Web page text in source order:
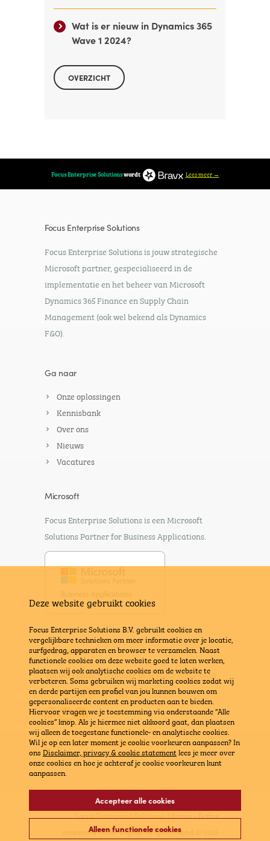
Wat is er nieuw in Dynamics 365
Wave 1 2024?
OVERZICHT
Focus Enterprise Solutionswordt Lees meer →
Focus Enterprise Solutions
Focus Enterprise Solutions is jouw strategische
Microsoft partner, gespecialiseerd in de
implementatie en het beheer van Microsoft
Dynamics 365 Finance en Supply Chain
Management (ook wel bekend als Dynamics
F&O).
Ga naar
Onze oplossingen
Kennisbank
Over ons
Nieuws
Vacatures
Microsoft
Focus Enterprise Solutions is een Microsoft
Solutions Partner for Business Applications.
Meer weten?
Vul het contactformulier inof stuur een e-mail
naarinfo@bravx.com
LinkedIn
YouTube
E-mail
SELF SERVICE PORTAL
Focus Enterprise Solutions | Bravx -Better
connected in the Digital Neighborhood
Deze website gebruikt cookies
Focus Enterprise Solutions B.V. gebruikt cookies en
vergelijkbare technieken om meer informatie over je locatie,
surfgedrag, apparaten en browser te verzamelen. Naast
functionele cookies om deze website goed te laten werken,
plaatsen wij ook analytische cookies om de website te
verbeteren. Soms gebruiken wij marketing cookies zodat wij
en derde partijen een profiel van jou kunnen bouwen om
gepersonaliseerde content en producten aan te bieden.
Hiervoor vragen we je toestemming via onderstaande “Alle
cookies” knop. Als je hiermee niet akkoord gaat, dan plaatsen
wij alleen de toegestane functionele- en analytische cookies.
Wil je op een later moment je cookie voorkeuren aanpassen? In
ons Disclaimer, privacy & cookie statementlees je meer over
onze cookies en hoe je achteraf je cookie voorkeuren kunt
aanpassen.
Accepteer alle cookies
Alleen functionele cookies